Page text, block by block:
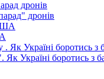
дронів
Україні боротись з